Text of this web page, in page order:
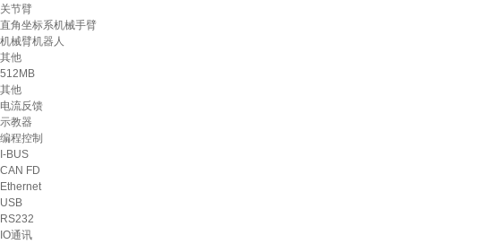
关节臂
直角坐标系机械手臂
机械臂机器人
其他
512MB
其他
电流反馈
示教器
编程控制
I-BUS
CAN FD
Ethernet
USB
RS232
IO通讯